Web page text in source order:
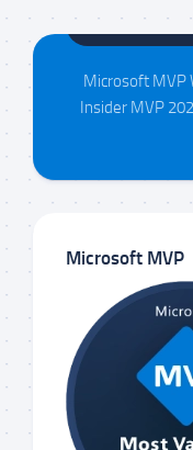
Microsoft MVP
Insider MVP
Microsoft MVP